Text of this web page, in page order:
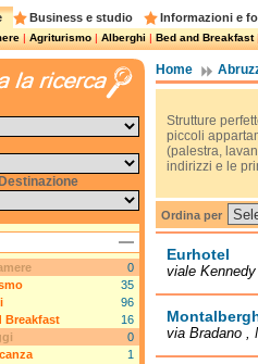
Business e studio Informazioni e
|Agriturismo|Alberghi|Bed and Breakfast
Home
Strutture
piccoli
(palestra,
indirizzi e le
Ordina per
Eurhotel
viale
via Bradano ,
0
35
96
Breakfast
16
0
1